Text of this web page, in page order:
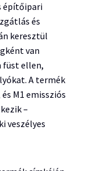
építőipari
és
keresztül
van
füst ellen,
A termék
M1 emissziós
–
veszélyes